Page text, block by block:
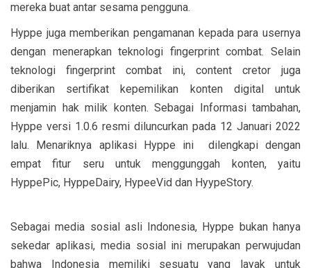
mereka buat antar sesama pengguna.
Hyppe juga memberikan pengamanan kepada para usernya
dengan menerapkan teknologi fingerprint combat. Selain
teknologi fingerprint combat ini, content cretor juga
diberikan sertifikat kepemilikan konten digital untuk
menjamin hak milik konten. Sebagai Informasi tambahan,
Hyppe versi 1.0.6 resmi diluncurkan pada 12 Januari 2022
lalu. Menariknya aplikasi Hyppe ini dilengkapi dengan
empat fitur seru untuk menggunggah konten, yaitu
HyppePic, HyppeDairy, HypeeVid dan HyypeStory.
Sebagai media sosial asli Indonesia, Hyppe bukan hanya
sekedar aplikasi, media sosial ini merupakan perwujudan
bahwa Indonesia memiliki sesuatu yang layak untuk